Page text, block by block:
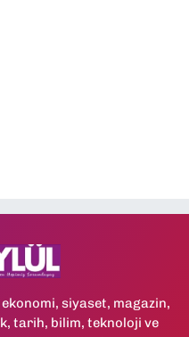
siyaset, magazin,
tarih, bilim, teknoloji ve